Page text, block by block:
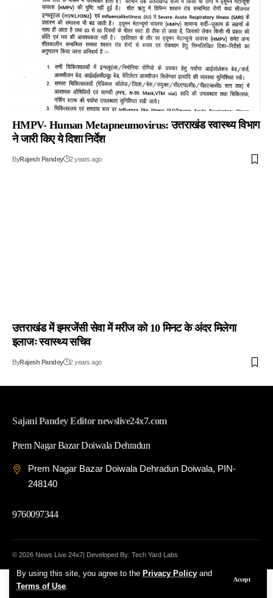
By using this site, you agree to the Privacy Policy and
Terms of Use.
Accept
HMPV- Human Metapneumovirus: उत्तराखंड स्वास्थ्य विभाग
ने जारी किए ये दिशा निर्देश
ByRajesh Pandey 2 years ago
उत्तराखंड में इमरजेंसी सेवा में मरीज को 10 मिनट के अंदर मिलेगा
इलाजः स्वास्थ्य सचिव
ByRajesh Pandey 2 years ago
Sajani Pandey Editor newslive24x7.com
Prem Nagar Bazar Doiwala Dehradun
Prem Nagar Bazar Doiwala Dehradun Doiwala, PIN-
248140
9760097344
© 2026 News Live 24x7| Developed By: Tech Yard Labs